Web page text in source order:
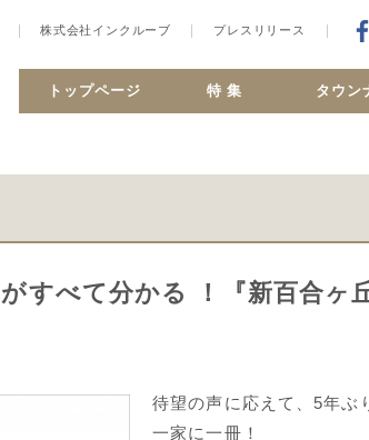
株式会社インクルーブ プレスリリース
トップページ 特 集 タウン
すべて分かる ！『新百合ヶ
待望の声に応えて、5年ぶ
一家に一冊！